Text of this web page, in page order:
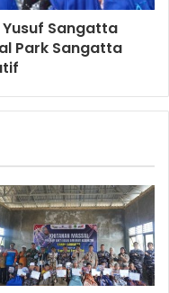
Yusuf Sangatta
Park Sangatta